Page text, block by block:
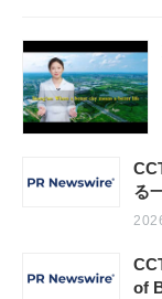
る
of